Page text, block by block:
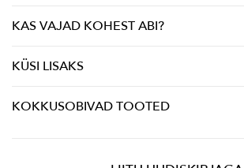
KAS VAJAD KOHEST ABI?
KÜSI LISAKS
KOKKUSOBIVAD TOOTED